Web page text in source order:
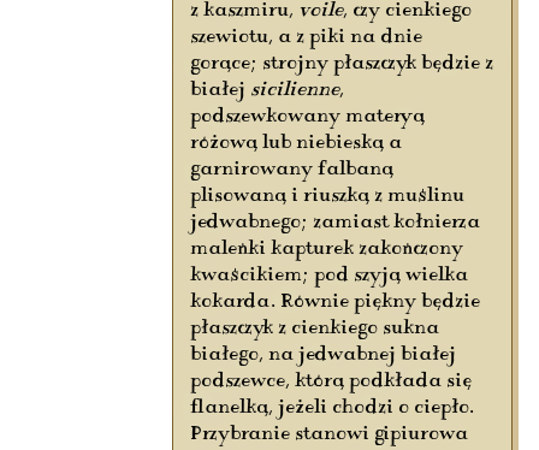
z kaszmiru, voile, czy cienkiego
szewiotu, a z piki na dnie
gorące; strojny płaszczyk będzie z
białej sicilienne,
podszewkowany materyą
różową lub niebieską a
garnirowany falbaną
plisowaną i riuszką z muślinu
jedwabnego; zamiast kołnierza
maleńki kapturek zakończony
kwaścikiem; pod szyją wielka
kokarda. Równie piękny będzie
płaszczyk z cienkiego sukna
białego, na jedwabnej białej
podszewce, którą podkłada się
flanelką, jeżeli chodzi o ciepło.
Przybranie stanowi gipiurowa